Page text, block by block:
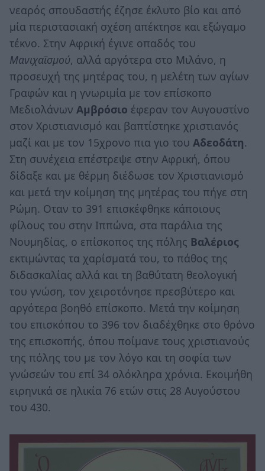
νεαρός σπουδαστής έζησε έκλυτο βίο και από
μία περιστασιακή σχέση απέκτησε και εξώγαμο
τέκνο. Στην Αφρική έγινε οπαδός του
Μανιχαϊσμού, αλλά αργότερα στο Μιλάνο, η
προσευχή της μητέρας του, η μελέτη των αγίων
Γραφών και η γνωριμία με τον επίσκοπο
Μεδιολάνων Αμβρόσιο έφεραν τον Αυγουστίνο
στον Χριστιανισμό και βαπτίστηκε χριστιανός
μαζί και με τον 15χρονο πια γιο του Αδεοδάτη.
Στη συνέχεια επέστρεψε στην Αφρική, όπου
δίδαξε και με θέρμη διέδωσε τον Χριστιανισμό
και μετά την κοίμηση της μητέρας του πήγε στη
Ρώμη. Οταν το 391 επισκέφθηκε κάποιους
φίλους του στην Ιππώνα, στα παράλια της
Νουμηδίας, ο επίσκοπος της πόλης Βαλέριος
εκτιμώντας τα χαρίσματά του, το πάθος της
διδασκαλίας αλλά και τη βαθύτατη θεολογική
του γνώση, τον χειροτόνησε πρεσβύτερο και
αργότερα βοηθό επίσκοπο. Μετά την κοίμηση
του επισκόπου το 396 τον διαδέχθηκε στο θρόνο
της επισκοπής, όπου ποίμανε τους χριστιανούς
της πόλης του με τον λόγο και τη σοφία των
γνώσεών του επί 34 ολόκληρα χρόνια. Εκοιμήθη
ειρηνικά σε ηλικία 76 ετών στις 28 Αυγούστου
του 430.